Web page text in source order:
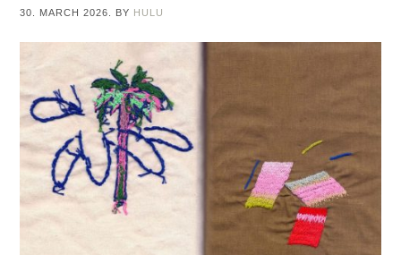
30. MARCH 2026. BY HULU